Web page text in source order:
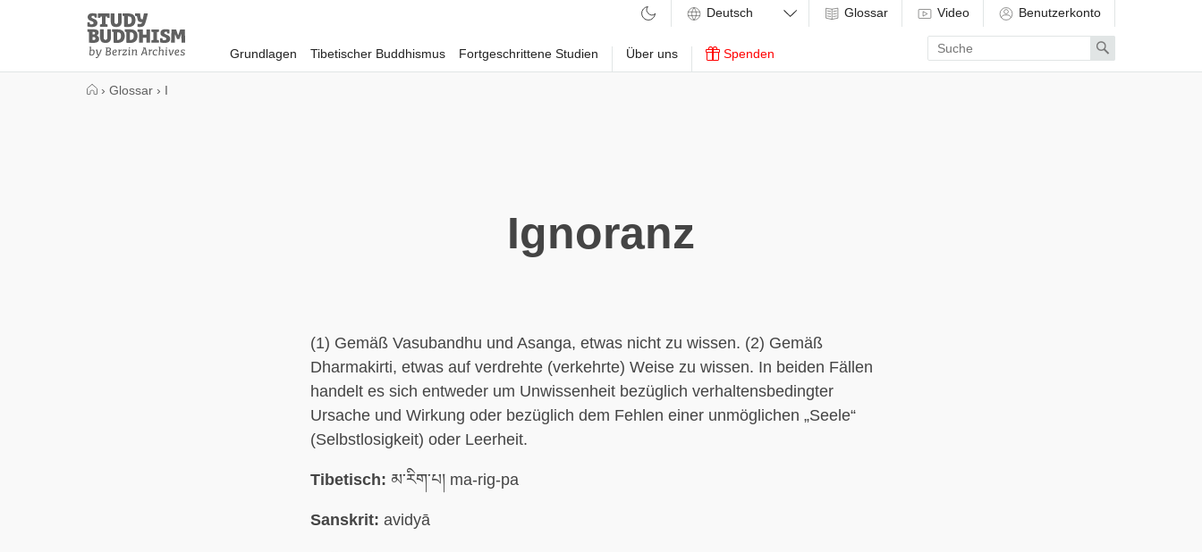
Study
Buddhism
Home
Grundlagen Tibetischer Buddhismus Fortgeschrittene Studien Über uns Spenden
Glossar Video Benutzerkonto
Enter
search
term
Search
› Glossar › I
Ignoranz
(1) Gemäß Vasubandhu und Asanga, etwas nicht zu wissen. (2) Gemäß
Dharmakirti, etwas auf verdrehte (verkehrte) Weise zu wissen. In beiden Fällen
handelt es sich entweder um Unwissenheit bezüglich verhaltensbedingter
Ursache und Wirkung oder bezüglich dem Fehlen einer unmöglichen „Seele“
(Selbstlosigkeit) oder Leerheit.
Tibetisch: མ་རིག་པ། ma-rig-pa
Sanskrit: avidyā